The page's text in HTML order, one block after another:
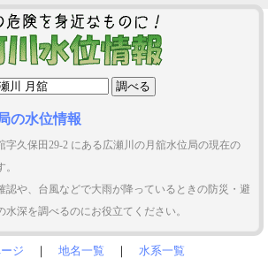
の水位情報
字久保田29-2 にある広瀬川の月舘水位局の現在の
認や、台風などで大雨が降っているときの防災・避
深を調べるのにお役立てください。
ジ ｜ 地名一覧 ｜ 水系一覧